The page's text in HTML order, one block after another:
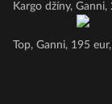
Kargo džíny,
Top, Ganni, 195